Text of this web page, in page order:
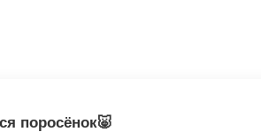
поросёнок🐷